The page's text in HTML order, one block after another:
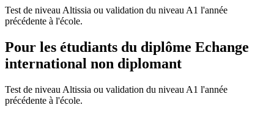
Test de niveau Altissia ou validation du niveau A1 l'année
précédente à l'école.
Pour les étudiants du diplôme Echange
international non diplomant
Test de niveau Altissia ou validation du niveau A1 l'année
précédente à l'école.